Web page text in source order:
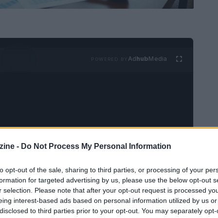
- Do Not Process My Personal Information
opt-out of the sale, sharing to third parties, or processing of your
for targeted advertising by us, please use the below opt-out
selection. Please note that after your opt-out request is processed
interest-based ads based on personal information utilized by us
to third parties prior to your opt-out. You may separately
AdhubMedia
giovani rappresenta una decisione cruciale che
azzerato. È essenziale considerare anche la
servizi digitali offerti.